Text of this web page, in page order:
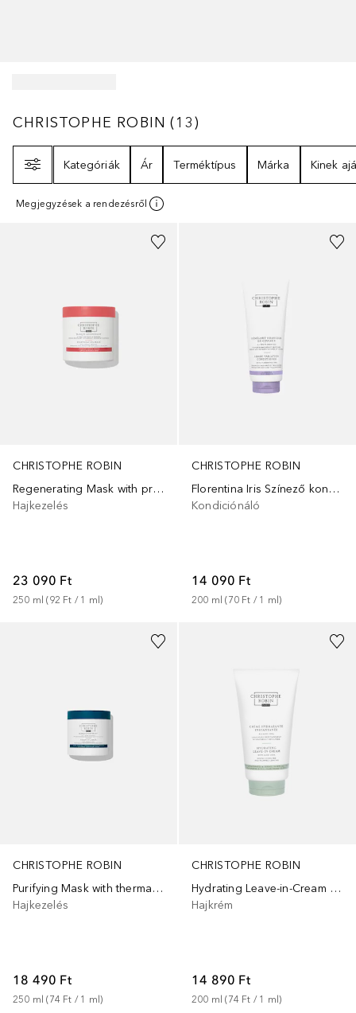
CHRISTOPHE ROBIN 13
CHRISTOPHE ROBIN (13)
Kategóriák
Ár Terméktípus Márka Kinek
Megjegyzések a rendezésről
CHRISTOPHE ROBIN
Regenerating Mask with prickly pear oil
Hajkezelés
23 090 Ft
250 ml (92 Ft / 1 ml)
CHRISTOPHE ROBIN
Florentina Iris Színező kondicionáló
Kondiciónáló
14 090 Ft
200 ml (70 Ft / 1 ml)
CHRISTOPHE ROBIN
Purifying Mask with thermal mud
Hajkezelés
18 490 Ft
250 ml (74 Ft / 1 ml)
CHRISTOPHE ROBIN
Hydrating Leave-in-Cream With Aloe Vera
Hajkrém
14 890 Ft
200 ml (74 Ft / 1 ml)